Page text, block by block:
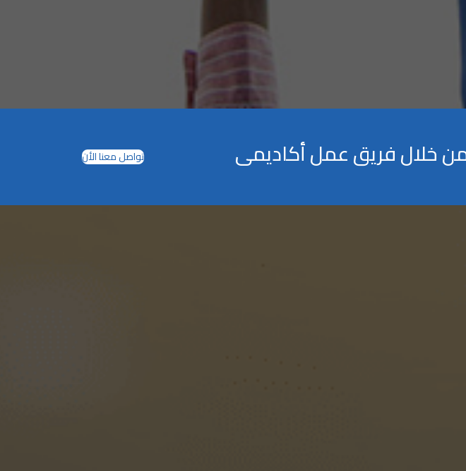
من خلال فريق عمل أكاديمى تواصل معنا الأن